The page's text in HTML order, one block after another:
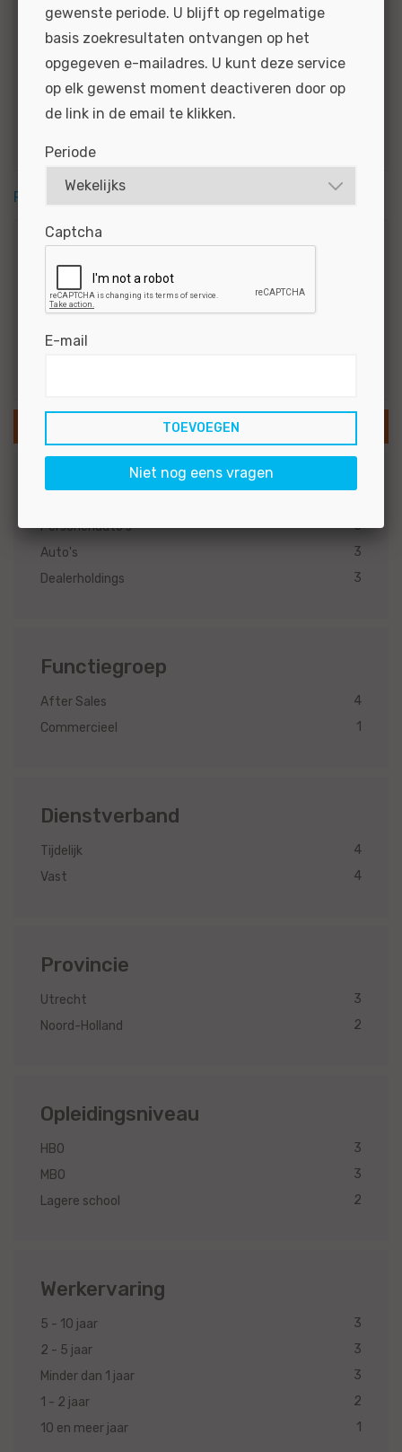
Het is...
Gepubliceerd:02-06-2026 Referentie
nr: #MO| 66484
RSS feed
Zoekcriteria
Mini
SLA ZOEKOPDRACHT OP
Branche
Personenauto's
5
Auto's
3
Dealerholdings
3
Functiegroep
After Sales
4
Commercieel
1
Dienstverband
Tijdelijk
4
Vast
4
Provincie
Utrecht
3
Noord-Holland
2
Opleidingsniveau
HBO
3
MBO
3
Lagere school
2
Werkervaring
5 - 10 jaar
3
2 - 5 jaar
3
Minder dan 1 jaar
3
1 - 2 jaar
2
10 en meer jaar
1
gewenste periode. U blijft op regelmatige
basis zoekresultaten ontvangen op het
opgegeven e-mailadres. U kunt deze service
op elk gewenst moment deactiveren door op
de link in de email te klikken.
Periode
Captcha
E-mail
Niet nog eens vragen